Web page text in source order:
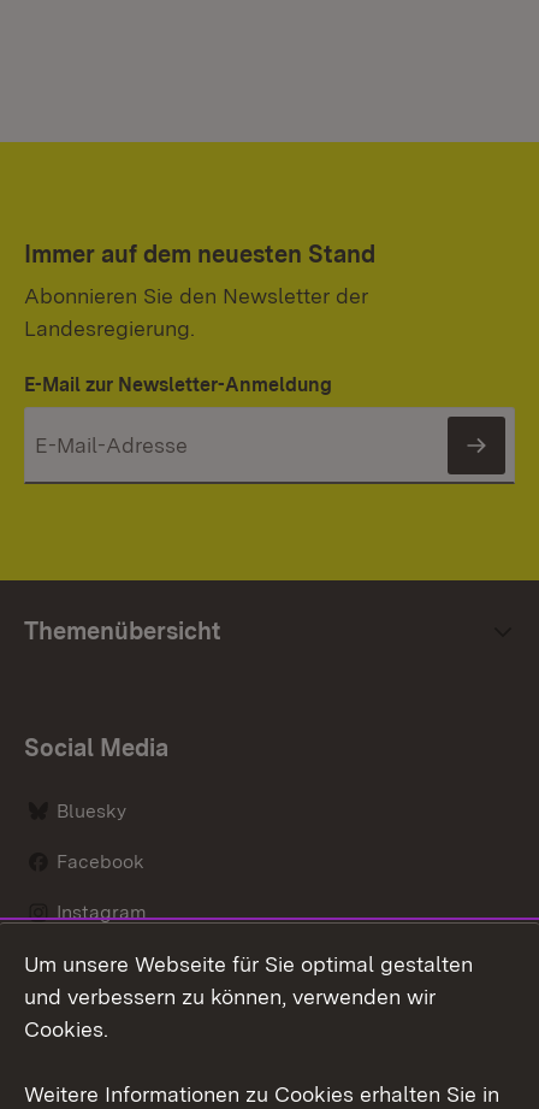
Immer auf dem neuesten Stand
Abonnieren Sie den Newsletter der
Landesregierung.
E-Mail zur Newsletter-Anmeldung
Themenübersicht
Social Media
Bluesky
Facebook
Instagram
LinkedIn
Um unsere Webseite für Sie optimal gestalten
und verbessern zu können, verwenden wir
Cookies.
Weitere Informationen zu Cookies erhalten Sie in